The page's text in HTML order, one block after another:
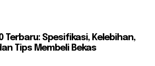
Terbaru: Spesifikasi, Kelebihan,
Tips Membeli Bekas